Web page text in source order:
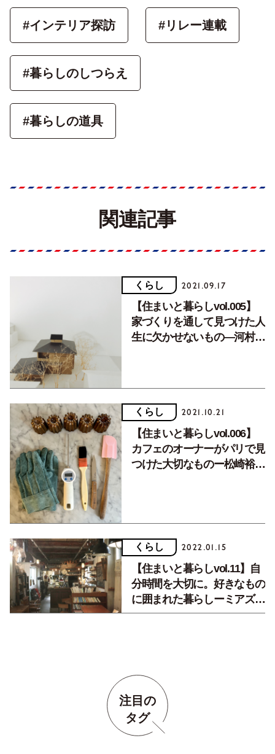
#インテリア探訪 #リレー連載
#暮らしのしつらえ
#暮らしの道具
関連記事
くらし 2021.09.17
【住まいと暮らしvol.005】
家づくりを通して見つけた人
生に欠かせないもの―河村奈
くらし 2021.10.21
【住まいと暮らしvol.006】
カフェのオーナーがパリで見
つけた大切なものー松崎裕衣
くらし 2022.01.15
【住まいと暮らしvol.11】自
分時間を大切に。好きなもの
に囲まれた暮らしーミアズブ
レッド 森田三和さん
注目の
タグ